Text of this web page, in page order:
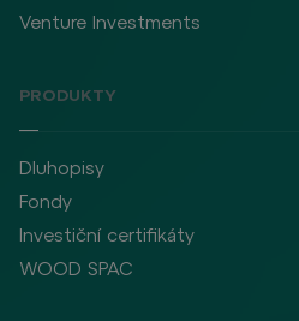
Venture Investments
PRODUKTY
Dluhopisy
Fondy
Investiční certifikáty
WOOD SPAC